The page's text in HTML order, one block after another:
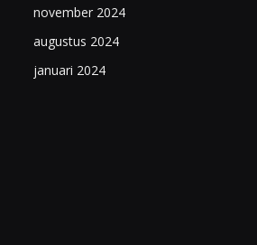
november 2024
augustus 2024
januari 2024